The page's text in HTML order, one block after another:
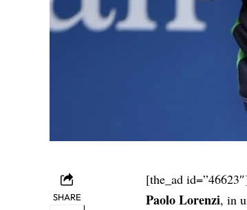
SHARE
[the_ad
Paolo Lorenzi, in